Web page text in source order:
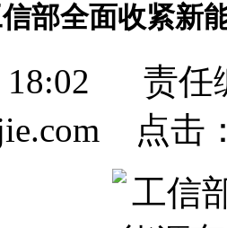
部全面收紧新
18:02 责
点击